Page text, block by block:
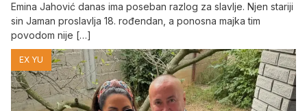
Emina Jahović danas ima poseban razlog za slavlje. Njen stariji
sin Jaman proslavlja 18. rođendan, a ponosna majka tim
povodom nije […]
EX YU